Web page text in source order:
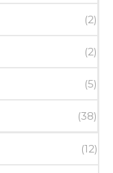
(2)
(2)
(5)
(38)
(12)